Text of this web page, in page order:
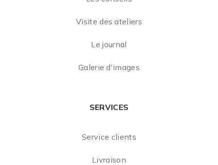
Visite des ateliers
Le journal
Galerie d'images
SERVICES
Service clients
Livraison